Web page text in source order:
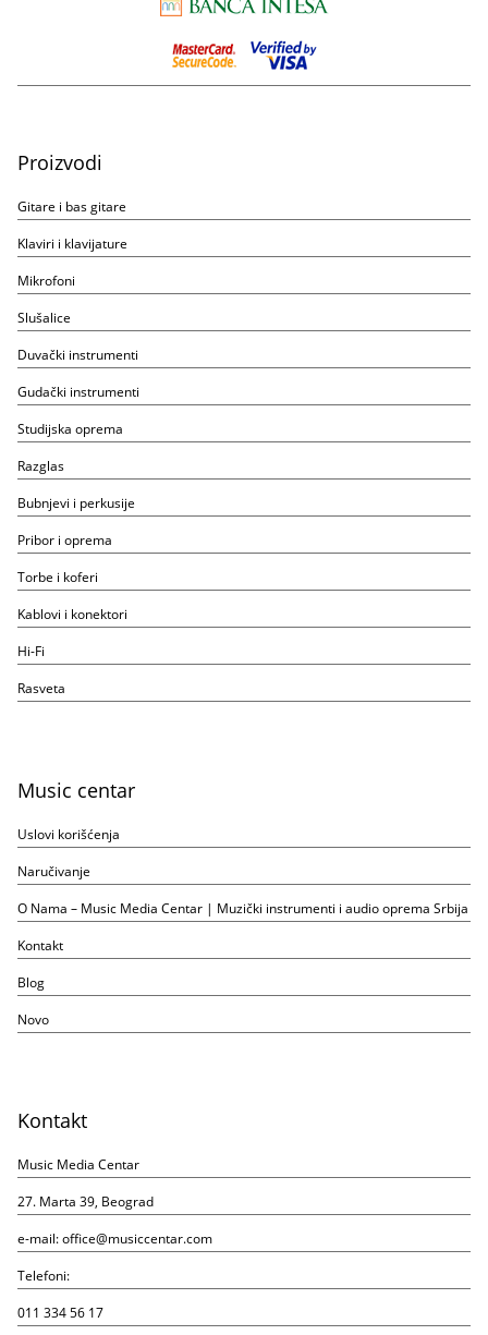
Proizvodi
Gitare i bas gitare
Klaviri i klavijature
Mikrofoni
Slušalice
Duvački instrumenti
Gudački instrumenti
Studijska oprema
Razglas
Bubnjevi i perkusije
Pribor i oprema
Torbe i koferi
Kablovi i konektori
Hi-Fi
Rasveta
Music centar
Uslovi korišćenja
Naručivanje
O Nama – Music Media Centar | Muzički instrumenti i audio oprema Srbija
Kontakt
Blog
Novo
Kontakt
Music Media Centar
27. Marta 39, Beograd
e-mail:office@musiccentar.com
Telefoni:
011 334 56 17